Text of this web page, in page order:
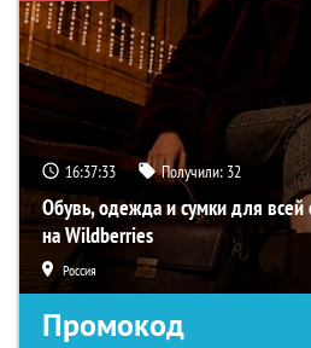
16:37:32 Получили: 32
Обувь, одежда и сумки для всей
на Wildberries
Россия
Промокод